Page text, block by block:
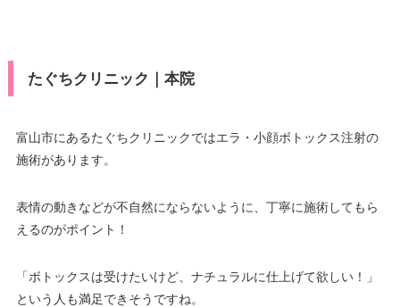
たぐちクリニック｜本院
富山市にあるたぐちクリニックではエラ・小顔ボトックス注射の
施術があります。
表情の動きなどが不自然にならないように、丁寧に施術してもら
えるのがポイント！
「ボトックスは受けたいけど、ナチュラルに仕上げて欲しい！」
という人も満足できそうですね。